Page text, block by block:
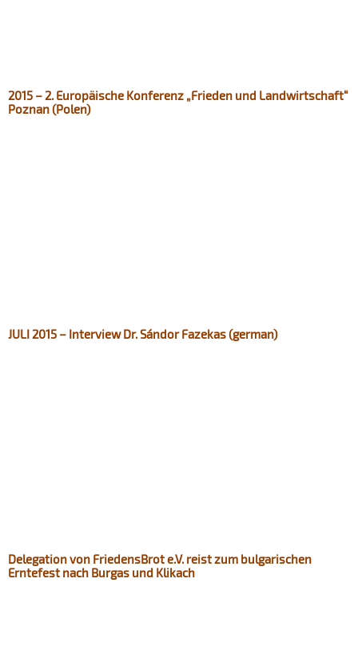
2015 – 2. Europäische Konferenz „Frieden und Landwirtschaft“
Poznan (Polen)​
JULI 2015 – Interview Dr. Sándor Fazekas (german)​
Delegation von FriedensBrot e.V. reist zum bulgarischen
Erntefest nach Burgas und Klikach​